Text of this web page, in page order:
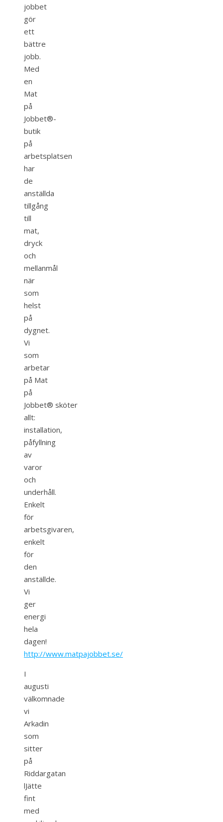
jobbet
gör
ett
bättre
jobb.
Med
en
Mat
på
Jobbet®-
butik
på
arbetsplatsen
har
de
anställda
tillgång
till
mat,
dryck
och
mellanmål
när
som
helst
på
dygnet.
Vi
som
arbetar
på Mat
på
Jobbet® sköter
allt:
installation,
påfyllning
av
varor
och
underhåll.
Enkelt
för
arbetsgivaren,
enkelt
för
den
anställde.
Vi
ger
energi
hela
dagen!
http://www.matpajobbet.se/
I
augusti
välkomnade
vi
Arkadin
som
sitter
på
Riddargatan
lJätte
fint
med